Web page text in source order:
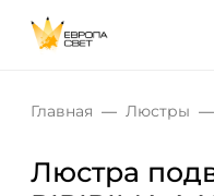
Главная Люстры
Люстра